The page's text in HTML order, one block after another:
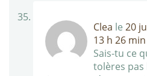
Clea le 20
13 h 26 min
Sais-tu ce
tolères pas